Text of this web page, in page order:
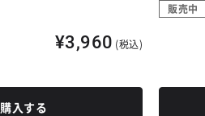
¥3,960 (税込)
購入する
販売中